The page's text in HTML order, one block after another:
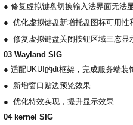
● 修复虚拟键盘切换输入法界面无法
● 优化虚拟键盘新增托盘图标可用性
● 修复虚拟键盘关闭按钮区域三态显
03 Wayland SIG
● 适配UKUI的dt框架，完成服务端装
●
新增窗口贴边预览效果
● 优化特效实现，提升显示效果
04 kernel SIG